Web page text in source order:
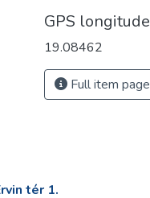
GPS longitude
19.08462
Full item page
tér 1.